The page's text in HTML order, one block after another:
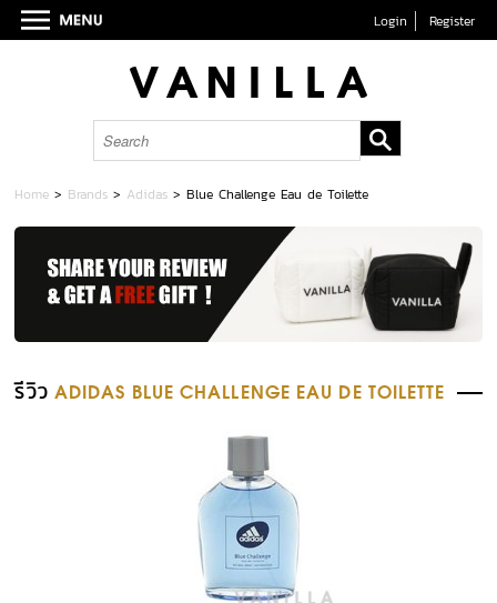
Login Register
Home > Brands > Adidas >Blue Challenge Eau de Toilette
รีวิว ADIDAS BLUE CHALLENGE EAU DE TOILETTE